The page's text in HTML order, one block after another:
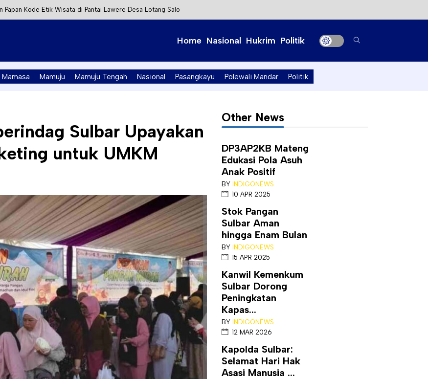
Papan Kode Etik Wisata di Pantai Lawere Desa Lotang Salo
Ditangkap, Satu Lagi Kabur ke Kalimantan
Soroti Kejanggalan Kasus Tambang Emas Ilegal
Home Nasional Hukrim Politik
Mamasa Mamuju Mamuju Tengah Nasional Pasangkayu Polewali Mandar Politik
Sulbar Upayakan
untuk UMKM
Other News
DP3AP2KB Mateng
Edukasi Pola Asuh
Anak Positif
BY INDIGONEWS
10 APR 2025
Stok Pangan
Sulbar Aman
hingga Enam Bulan
BY INDIGONEWS
15 APR 2025
Kanwil Kemenkum
Sulbar Dorong
Peningkatan
Kapas...
BY INDIGONEWS
12 MAR 2026
Kapolda Sulbar:
Selamat Hari Hak
Asasi Manusia ...